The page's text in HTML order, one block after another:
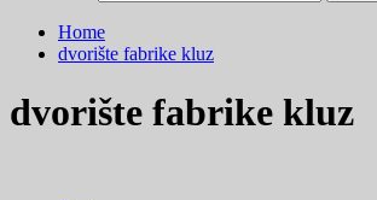
Home
dvorište fabrike kluz
dvorište fabrike kluz